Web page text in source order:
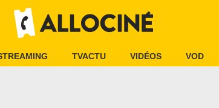
TVACTU VIDÉOS VOD